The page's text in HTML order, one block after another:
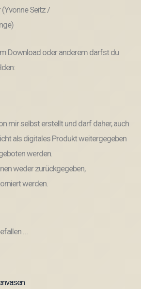
Seitz /
Download oder anderem darfst du
mir selbst erstellt und darf daher, auch
als digitales Produkt weitergegeben
werden.
weder zurückgegeben,
werden.
…